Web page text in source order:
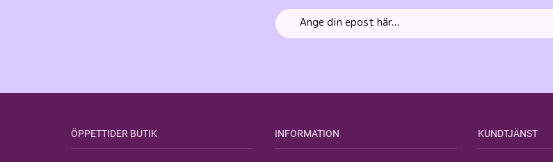
ÖPPETTIDER BUTIK INFORMATION KUNDTJÄNST